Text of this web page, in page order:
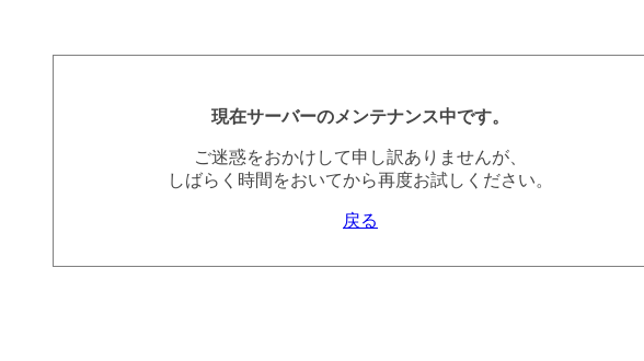
現在サーバーのメンテナンス中です。
ご迷惑をおかけして申し訳ありませんが、
しばらく時間をおいてから再度お試しください。
戻る